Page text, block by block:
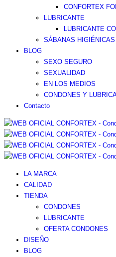
CONFORTEX
LUBRICANTE
LUBRICANTE
SÁBANAS HIGIÉNICAS
BLOG
SEXO SEGURO
SEXUALIDAD
EN LOS MEDIOS
CONDONES Y
Contacto
LA MARCA
CALIDAD
TIENDA
CONDONES
LUBRICANTE
OFERTA CONDONES
DISEÑO
BLOG